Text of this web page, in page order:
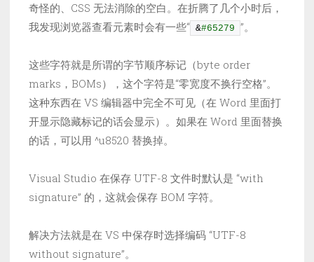
奇怪的、CSS 无法消除的空白。在折腾了几个小时后，
我发现浏览器查看元素时会有一些“ &#65279 ”。
这些字符就是所谓的字节顺序标记（byte order
marks，BOMs），这个字符是“零宽度不换行空格”。
这种东西在 VS 编辑器中完全不可见（在 Word 里面打
开显示隐藏标记的话会显示）。如果在 Word 里面替换
的话，可以用 ^u8520 替换掉。
Visual Studio 在保存 UTF-8 文件时默认是 “with
signature” 的，这就会保存 BOM 字符。
解决方法就是在 VS 中保存时选择编码 “UTF-8
without signature”。